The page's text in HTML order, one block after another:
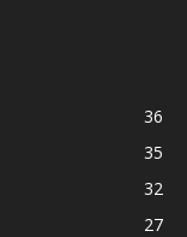
36
35
32
27